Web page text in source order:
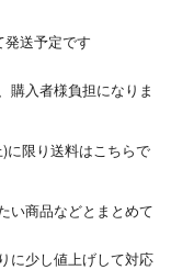
送予定です
購入者様負担になりま
に限り送料はこちらで
い商品などとまとめて
に少し値上げして対応